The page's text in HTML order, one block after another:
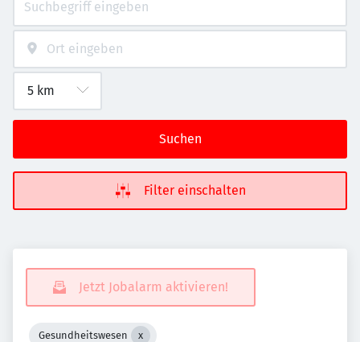
Suchen
Filter einschalten
Jetzt Jobalarm aktivieren!
Gesundheitswesen